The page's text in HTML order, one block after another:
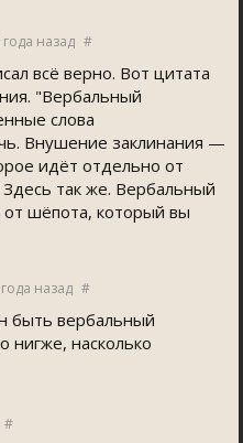
года назад #
всё верно. Вот цитата
"Вербальный
слова
Внушение заклинания —
идёт отдельно от
так же. Вербальный
шёпота, который вы
назад #
быть вербальный
нигже, насколько
#